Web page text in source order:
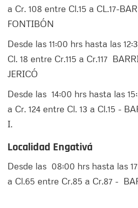
a Cr. 108 entre Cl.15 a CL.17-
FONTIBÓN
Desde las 11:00 hrs hasta las
Cl. 18 entre Cr.115 a Cr.117
JERICÓ
Desde las 14:00 hrs hasta las
a Cr. 124 entre Cl. 13 a Cl.15 -
I.
Localidad Engativá
Desde las 08:00 hrs hasta las
a Cl.65 entre Cr.85 a Cr.87 -